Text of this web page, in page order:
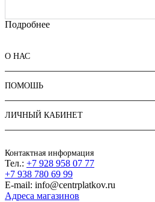
Подробнее
О НАС
ПОМОШЬ
ЛИЧНЫЙ КАБИНЕТ
Контактная информация
Тел.: +7 928 958 07 77
+7 938 780 69 99
E-mail: info@centrplatkov.ru
Адреса магазинов